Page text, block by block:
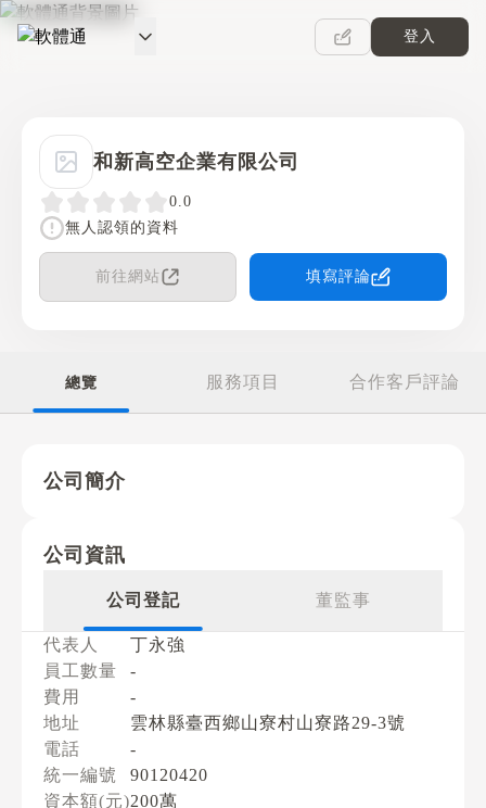
軟體通
登入
和新高空企業有限公司
0.0
無人認領的資料
前往網站 填寫評論
總覽 服務項目 合作客戶評論
公司簡介
公司資訊
公司登記 董監事
代表人
丁永強
員工數量
-
費用
-
地址
雲林縣臺西鄉山寮村山寮路29-3號
電話
-
統一編號
90120420
資本額(元)200萬